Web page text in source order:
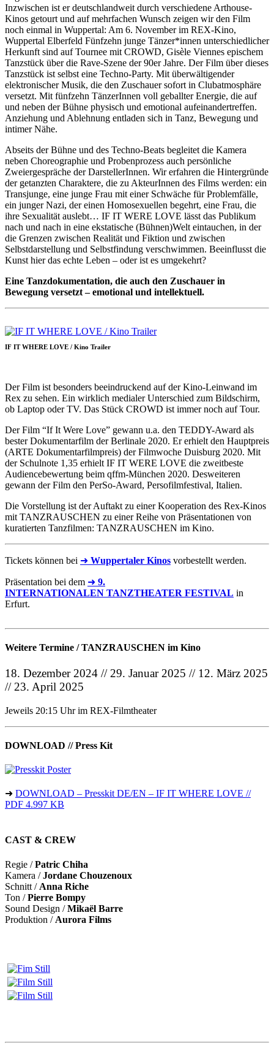
Inzwischen ist er deutschlandweit durch verschiedene Arthouse-
Kinos getourt und auf mehrfachen Wunsch zeigen wir den Film
noch einmal in Wuppertal: Am 6. November im REX-Kino,
Wuppertal Elberfeld Fünfzehn junge Tänzer*innen unterschiedlicher
Herkunft sind auf Tournee mit CROWD, Gisèle Viennes epischem
Tanzstück über die Rave-Szene der 90er Jahre. Der Film über dieses
Tanzstück ist selbst eine Techno-Party. Mit überwältigender
elektronischer Musik, die den Zuschauer sofort in Clubatmosphäre
versetzt. Mit fünfzehn TänzerInnen voll geballter Energie, die auf
und neben der Bühne physisch und emotional aufeinandertreffen.
Anziehung und Ablehnung entladen sich in Tanz, Bewegung und
intimer Nähe.
Abseits der Bühne und des Techno-Beats begleitet die Kamera
neben Choreographie und Probenprozess auch persönliche
Zweiergespräche der DarstellerInnen. Wir erfahren die Hintergründe
der getanzten Charaktere, die zu AkteurInnen des Films werden: ein
Transjunge, eine junge Frau mit einer Schwäche für Problemfälle,
ein junger Nazi, der einen Homosexuellen begehrt, eine Frau, die
ihre Sexualität auslebt… IF IT WERE LOVE lässt das Publikum
nach und nach in eine ekstatische (Bühnen)Welt eintauchen, in der
die Grenzen zwischen Realität und Fiktion und zwischen
Selbstdarstellung und Selbstfindung verschwimmen. Beeinflusst die
Kunst hier das echte Leben – oder ist es umgekehrt?
Eine Tanzdokumentation, die auch den Zuschauer in
Bewegung versetzt – emotional und intellektuell.
IF IT WHERE LOVE / Kino Trailer
Der Film ist besonders beeindruckend auf der Kino-Leinwand im
Rex zu sehen. Ein wirklich medialer Unterschied zum Bildschirm,
ob Laptop oder TV. Das Stück CROWD ist immer noch auf Tour.
Der Film “If It Were Love” gewann u.a. den TEDDY-Award als
bester Dokumentarfilm der Berlinale 2020. Er erhielt den Hauptpreis
(ARTE Dokumentarfilmpreis) der Filmwoche Duisburg 2020. Mit
der Schulnote 1,35 erhielt IF IT WERE LOVE die zweitbeste
Audiencebewertung beim qffm-München 2020. Desweiteren
gewann der Film den PerSo-Award, Persofilmfestival, Italien.
Die Vorstellung ist der Auftakt zu einer Kooperation des Rex-Kinos
mit TANZRAUSCHEN zu einer Reihe von Präsentationen von
kuratierten Tanzfilmen: TANZRAUSCHEN im Kino.
Tickets können bei ➜ Wuppertaler Kinos vorbestellt werden.
Präsentation bei dem ➜ 9.
INTERNATIONALEN TANZTHEATER FESTIVAL in
Erfurt.
Weitere Termine / TANZRAUSCHEN im Kino
18. Dezember 2024 // 29. Januar 2025 // 12. März 2025
// 23. April 2025
Jeweils 20:15 Uhr im REX-Filmtheater
DOWNLOAD // Press Kit
➜ DOWNLOAD – Presskit DE/EN – IF IT WHERE LOVE //
PDF 4.997 KB
CAST & CREW
Regie /Patric Chiha
Kamera /Jordane Chouzenoux
Schnitt / Anna Riche
Ton /Pierre Bompy
Sound Design /Mikaël Barre
Produktion / Aurora Films